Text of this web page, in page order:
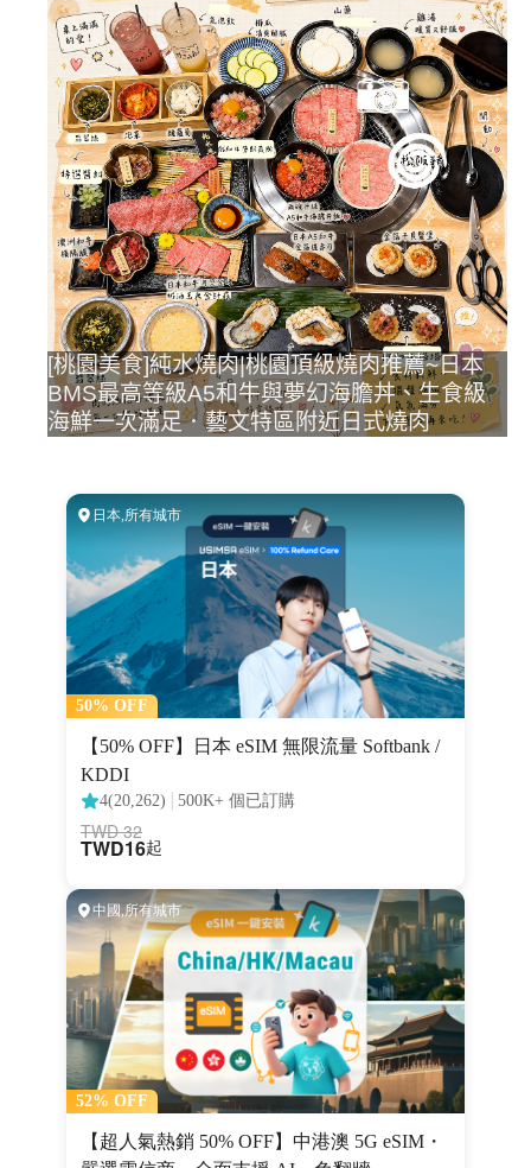
[桃園美食]純水燒肉|桃園頂級燒肉推薦~日本
BMS最高等級A5和牛與夢幻海膽丼、生食級
海鮮一次滿足．藝文特區附近日式燒肉